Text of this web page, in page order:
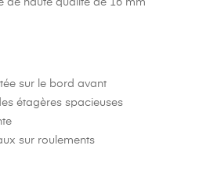
sur le bord avant
étagères spacieuses
sur roulements